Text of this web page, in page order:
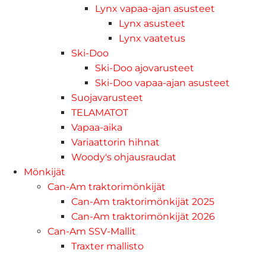
Lynx vapaa-ajan asusteet
Lynx asusteet
Lynx vaatetus
Ski-Doo
Ski-Doo ajovarusteet
Ski-Doo vapaa-ajan asusteet
Suojavarusteet
TELAMATOT
Vapaa-aika
Variaattorin hihnat
Woody's ohjausraudat
Mönkijät
Can-Am traktorimönkijät
Can-Am traktorimönkijät 2025
Can-Am traktorimönkijät 2026
Can-Am SSV-Mallit
Traxter mallisto